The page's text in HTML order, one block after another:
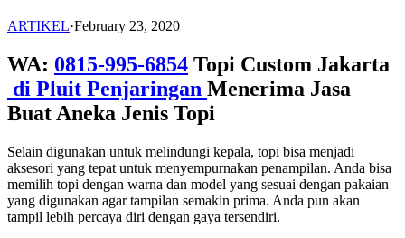
ARTIKEL·February 23, 2020
WA: 0815-995-6854 Topi Custom Jakarta
di Pluit Penjaringan Menerima Jasa
Buat Aneka Jenis Topi
Selain digunakan untuk melindungi kepala, topi bisa menjadi
aksesori yang tepat untuk menyempurnakan penampilan. Anda bisa
memilih topi dengan warna dan model yang sesuai dengan pakaian
yang digunakan agar tampilan semakin prima. Anda pun akan
tampil lebih percaya diri dengan gaya tersendiri.